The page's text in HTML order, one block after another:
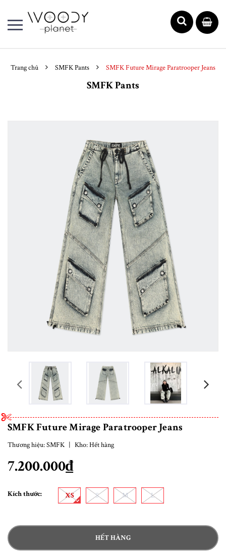
Trang chủ SMFK Pants SMFK Future Mirage Paratrooper Jeans
SMFK Pants
prev
SMFK Future Mirage Paratrooper Jeans
Thương hiệu:SMFK | Kho:Hết hàng
7.200.000₫
Kích thước: XS S M L
HẾT HÀNG